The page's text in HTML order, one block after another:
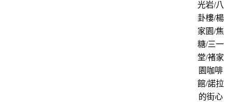
光岩/八
卦樓/楊
家園/焦
糖/三一
堂/褚家
園咖啡
館/諾拉
的街心